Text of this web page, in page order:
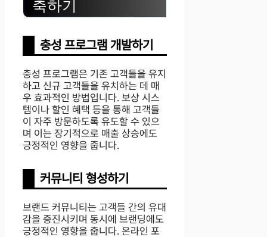
축하기
충성 프로그램 개발하기
충성 프로그램은 기존 고객들을 유지
하고 신규 고객들을 유치하는 데 매
우 효과적인 방법입니다. 보상 시스
템이나 할인 혜택 등을 통해 고객들
이 자주 방문하도록 유도할 수 있으
며 이는 장기적으로 매출 상승에도
긍정적인 영향을 줍니다.
커뮤니티 형성하기
브랜드 커뮤니티는 고객들 간의 유대
감을 증진시키며 동시에 브랜딩에도
긍정적인 영향을 줍니다. 온라인 포